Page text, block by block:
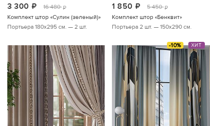
3 300 руб.
16 480 руб.
Комплект штор «Сулин (зеленый)»
Портьера 180х295 см. — 2 шт.
1 850 руб.
5 450 руб.
Комплект штор «Бенквит»
Портьера 2 шт. — 150х290 см.
-10% ХИТ